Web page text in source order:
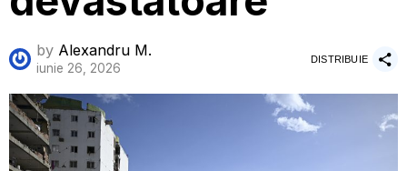
by Alexandru M.
iunie 26, 2026
DISTRIBUIE